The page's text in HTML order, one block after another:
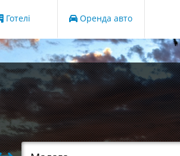
Готелі Оренда авто